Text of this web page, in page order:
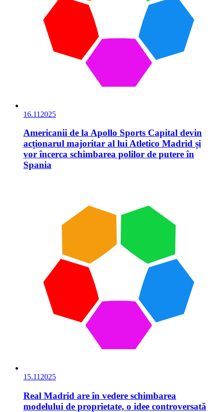
16.11 2025
Americanii de la Apollo Sports Capital devin
acționarul majoritar al lui Atletico Madrid și
vor încerca schimbarea polilor de putere în
Spania
15.11 2025
Real Madrid are în vedere schimbarea
modelului de proprietate, o idee controversată